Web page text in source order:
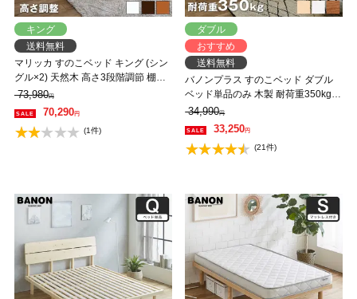
キング
送料無料
マリッカ すのこベッド キング (シン
グル×2) 天然木 高さ3段階調節 棚・
コンセント付き ナチュラル ホワイ
ト ブラウン 北欧調 【フレームの
み】 【大型家具配送】
73,980円
70,290円
(1件)
ダブル
おすすめ
送料無料
バノンプラス すのこベッド ダブル
ベッド単品のみ 木製 耐荷重350kg
組立簡単 棚付き コンセント 高さ4段
階 【大型家具配送】
34,990円
33,250円
(21件)